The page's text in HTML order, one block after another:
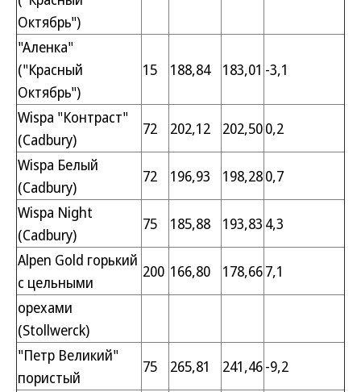
Октябрь")
"Аленка"
("Красный
Октябрь")
15 188,84 183,01 -3,1
Wispa "Контраст"
(Cadbury)
72 202,12 202,500,2
Wispa Белый
(Cadbury)
72 196,93 198,280,7
Wispa Night
(Cadbury)
75 185,88 193,83 4,3
Alpen Gold горький
с цельными
200 166,80 178,667,1
орехами
(Stollwerck)
"Петр Великий"
пористый
75 265,81 241,46-9,2